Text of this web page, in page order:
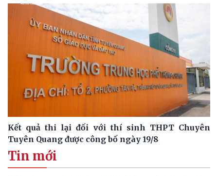
Kết quả thi lại đối với thí sinh THPT Chuyên
Tuyên Quang được công bố ngày 19/8
Tin mới